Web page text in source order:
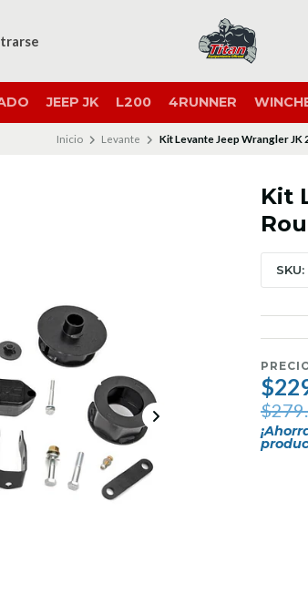
JEEP JK L200 4RUNNER
Inicio Levante Kit Levante Jeep Wrangler JK
Kit